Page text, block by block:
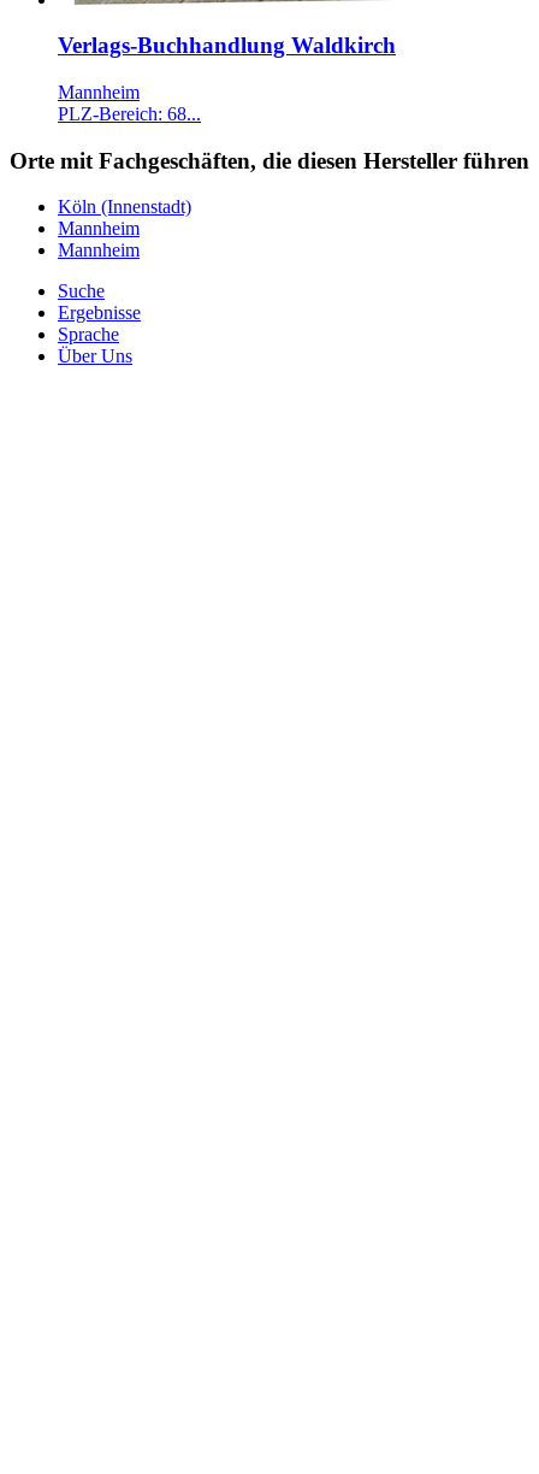
Verlags-Buchhandlung Waldkirch
Mannheim
PLZ-Bereich: 68...
Orte mit Fachgeschäften, die diesen Hersteller führen
Köln (Innenstadt)
Mannheim
Mannheim
Suche
Ergebnisse
Sprache
Über Uns